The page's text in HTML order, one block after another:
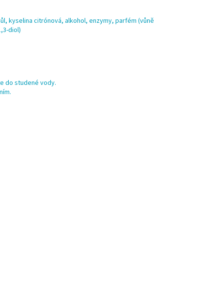
kyselina citrónová, alkohol, enzymy, parfém (vůně
diol)
do studené vody.